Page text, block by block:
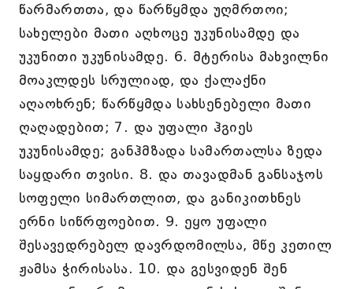
წარმართთა, და წარწყმდა უღმრთოი;
სახელები მათი აღხოცე უკუნისამდე და
უკუნითი უკუნისამდე. 6. მტერისა მახვილნი
მოაკლდეს სრულიად, და ქალაქნი
აღაოხრენ; წარწყმდა სახსენებელი მათი
ღაღადებით; 7. და უფალი ჰგიეს
უკუნისამდე; განჰმზადა სამართალსა ზედა
საყდარი თვისი. 8. და თავადმან განსაჯოს
სოფელი სიმართლით, და განიკითხნეს
ერნი სიწრფოებით. 9. ეყო უფალი
შესავედრებელ დავრდომილსა, მწე კეთილ
ჟამსა ჭირისასა. 10. და გესვიდენ შენ